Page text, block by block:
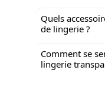
Quels
de lingerie ?
Comment se
lingerie